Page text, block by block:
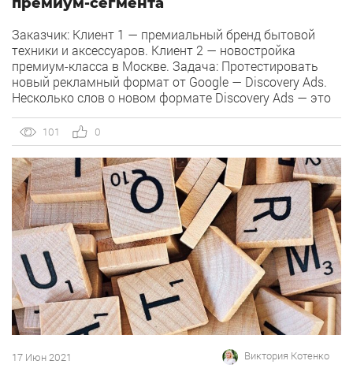
Заказчик: Клиент 1 — премиальный бренд бытовой
техники и аксессуаров. Клиент 2 — новостройка
премиум-класса в Москве. Задача: Протестировать
новый рекламный формат от Google — Discovery Ads.
Несколько слов о новом формате Discovery Ads — это
собой текстово-графические баннеры, которые
генерируют алгоритмы Google из загруженных нами
элементов. Реклама может быть размещена: […]
101 0
17 Июн 2021 Виктория Котенко